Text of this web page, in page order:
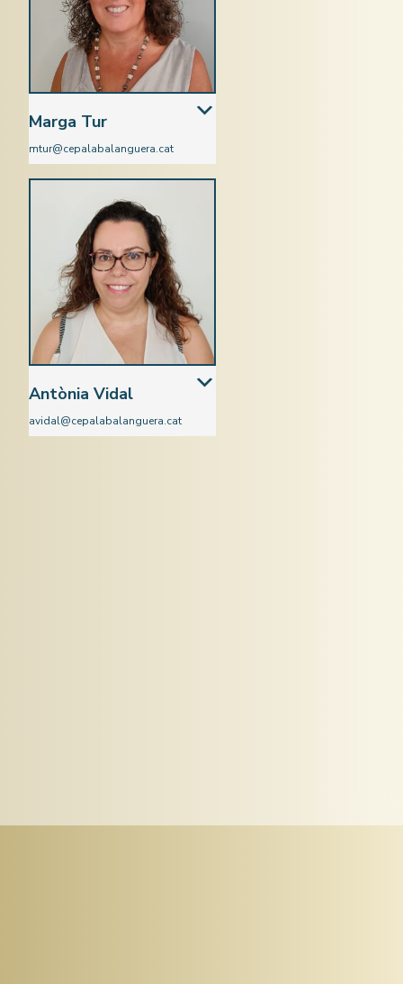
Marga Tur
mtur@cepalabalanguera.cat
Ciències Naturals
Antònia Vidal
avidal@cepalabalanguera.cat
Àmbit cientificotecnològic